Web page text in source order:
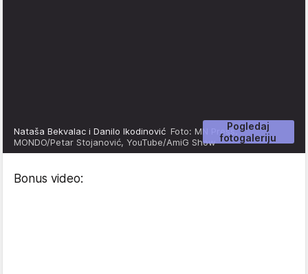
Pogledaj
fotogaleriju
Nataša Bekvalac i Danilo Ikodinović Foto: MN Press,
MONDO/Petar Stojanović, YouTube/AmiG Show
Bonus video: